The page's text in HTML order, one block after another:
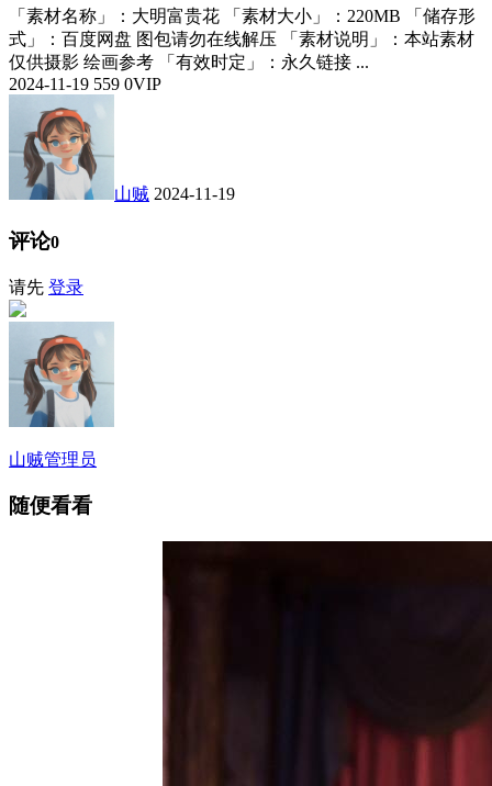
「素材名称」：大明富贵花 「素材大小」：220MB 「储存形
式」：百度网盘 图包请勿在线解压 「素材说明」：本站素材
仅供摄影 绘画参考 「有效时定」：永久链接 ...
2024-11-19 559 0VIP
山贼 2024-11-19
评论0
请先 登录
山贼管理员
随便看看